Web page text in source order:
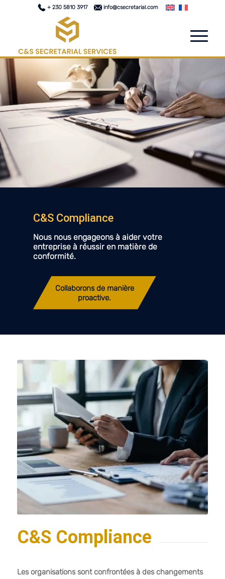
+ 230 5810 3917 info@csecretarial.com
C&S Compliance
Nous nous engageons à aider votre
entreprise à réussir en matière de
conformité.
Collaborons de manière
proactive.
C&S Compliance
Les organisations sont confrontées à des changements